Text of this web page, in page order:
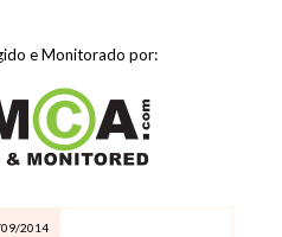
e Monitorado por:
2014